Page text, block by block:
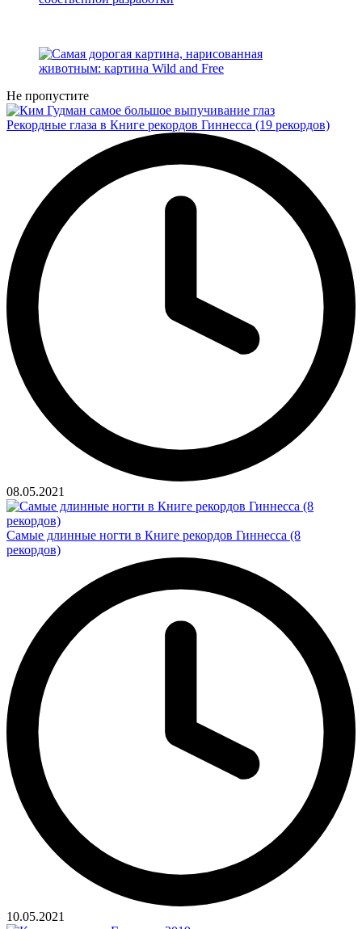
Не пропустите
Рекордные глаза в Книге рекордов Гиннесса (19 рекордов)
08.05.2021
Самые длинные ногти в Книге рекордов Гиннесса (8
рекордов)
10.05.2021